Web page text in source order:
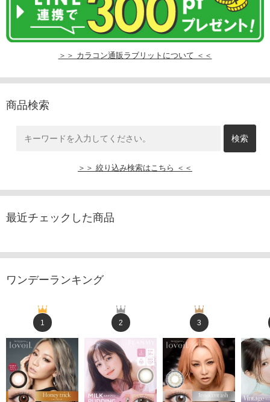
＞＞ カラコン通販ラブリットについて ＜＜
商品検索
＞＞ 絞り込み検索はこちら ＜＜
最近チェックした商品
ワンデーランキング
1 2 3